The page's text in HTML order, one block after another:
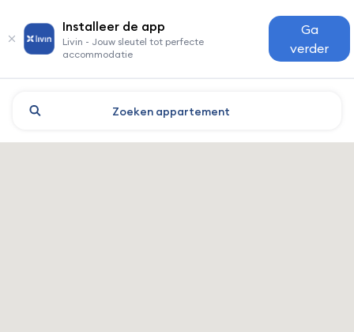
Installeer de app
Livin - Jouw sleutel tot perfecte
accommodatie
Ga
verder
Zoeken appartement
Yekaterinburg: hotels en